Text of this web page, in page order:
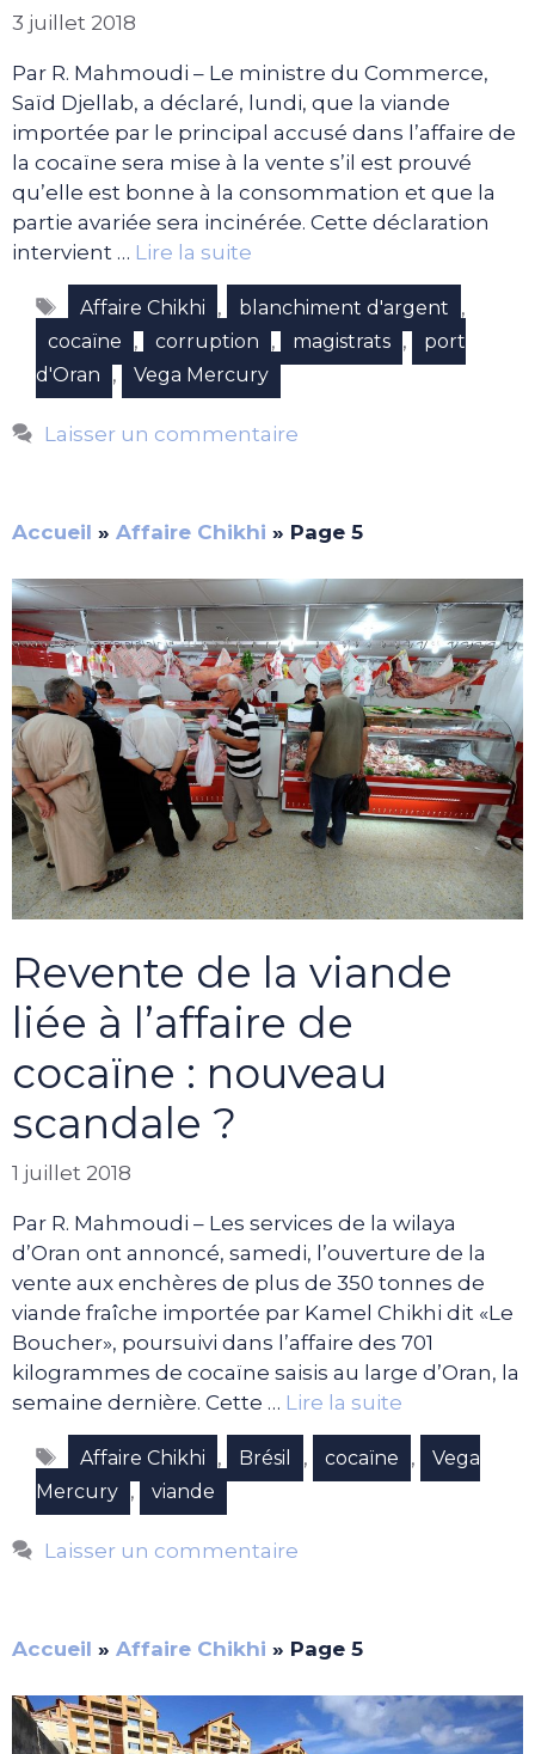
3 juillet 2018
Par R. Mahmoudi – Le ministre du Commerce,
Saïd Djellab, a déclaré, lundi, que la viande
importée par le principal accusé dans l’affaire de
la cocaïne sera mise à la vente s’il est prouvé
qu’elle est bonne à la consommation et que la
partie avariée sera incinérée. Cette déclaration
intervient … Lire la suite
Étiquettes
Affaire Chikhi , blanchiment d'argent ,
cocaïne , corruption , magistrats ,
port
d'Oran
, Vega Mercury
Laisser un commentaire
Accueil » Affaire Chikhi » Page 5
Revente de la viande
liée à l’affaire de
cocaïne : nouveau
scandale ?
1 juillet 2018
Par R. Mahmoudi – Les services de la wilaya
d’Oran ont annoncé, samedi, l’ouverture de la
vente aux enchères de plus de 350 tonnes de
viande fraîche importée par Kamel Chikhi dit «Le
Boucher», poursuivi dans l’affaire des 701
kilogrammes de cocaïne saisis au large d’Oran, la
semaine dernière. Cette … Lire la suite
Étiquettes
Affaire Chikhi , Brésil , cocaïne ,
Vega
Mercury , viande
Laisser un commentaire
Accueil » Affaire Chikhi » Page 5